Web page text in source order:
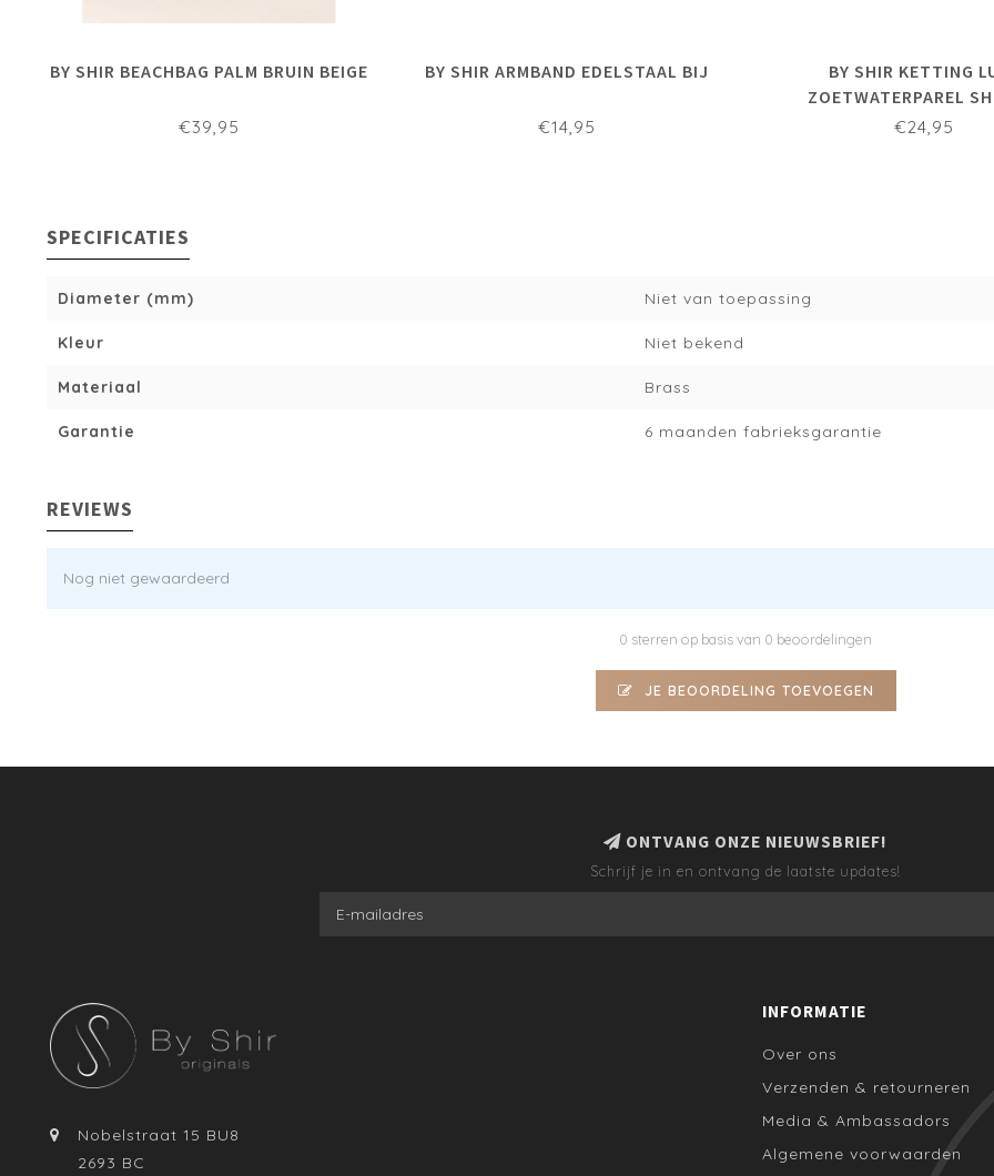
BY SHIR BEACHBAG PALM BRUIN BEIGE
€39,95
BY SHIR ARMBAND EDELSTAAL BIJ
€14,95
BY SHIR KETTING
ZOETWATERPAREL
€24,95
SPECIFICATIES
Diameter (mm) Niet van toepassing
Kleur Niet bekend
Materiaal Brass
Garantie 6 maanden fabrieksgarantie
REVIEWS
Nog niet gewaardeerd
0 sterren op basis van 0 beoordelingen
JE BEOORDELING TOEVOEGEN
ONTVANG ONZE NIEUWSBRIEF!
Schrijf je in en ontvang de laatste updates!
Nobelstraat 15 BU8
2693 BC
INFORMATIE
Over ons
Verzenden & retourneren
Media & Ambassadors
Algemene voorwaarden